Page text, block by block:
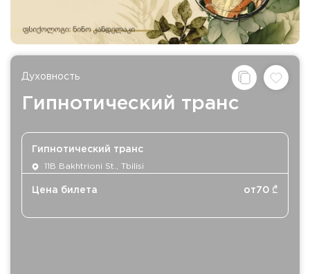
Духовность
Гипнотический транс
Гипнотический транс
11B Bakhtrioni St., Tbilisi
Цена билета от70 ₾